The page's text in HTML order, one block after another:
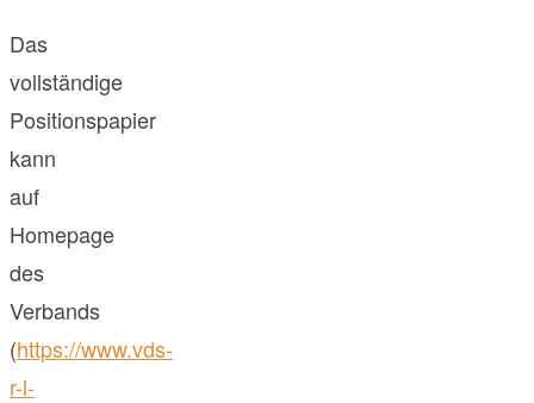
Das
vollständige
Positionspapier
kann
auf
Homepage
des
Verbands
(https://www.vds-
r-l-